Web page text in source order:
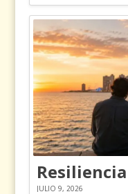
JULIO 9, 2026